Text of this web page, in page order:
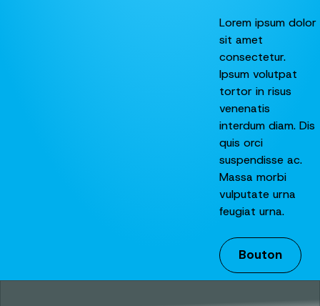
Lorem ipsum dolor
sit amet
consectetur.
Ipsum volutpat
tortor in risus
venenatis
interdum diam. Dis
quis orci
suspendisse ac.
Massa morbi
vulputate urna
feugiat urna.
Bouton